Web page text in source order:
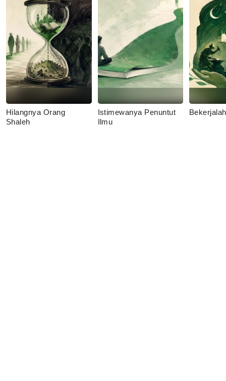
Hilangnya Orang
Shaleh
Istimewanya Penuntut
Ilmu
Bekerjalah